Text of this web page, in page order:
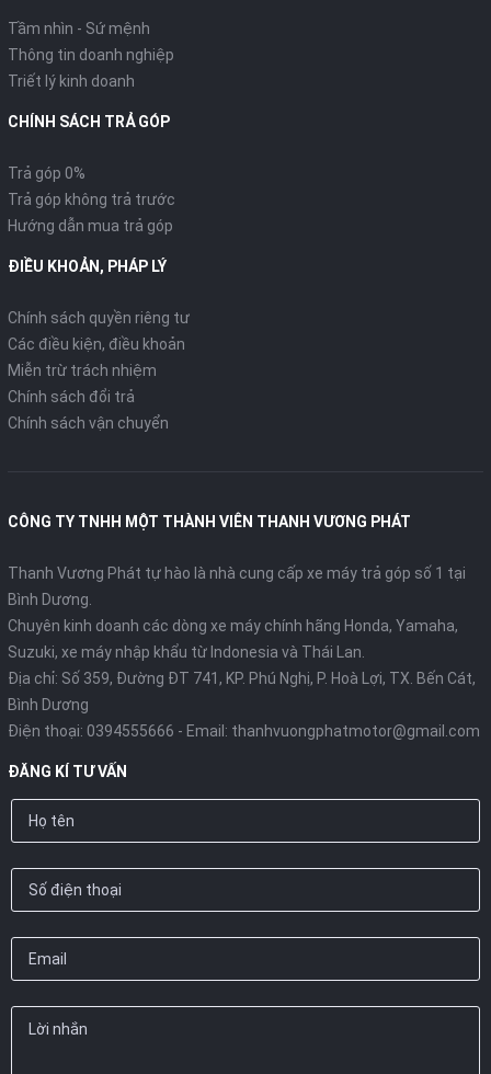
Tầm nhìn - Sứ mệnh
Thông tin doanh nghiệp
Triết lý kinh doanh
CHÍNH SÁCH TRẢ GÓP
Trả góp 0%
Trả góp không trả trước
Hướng dẫn mua trả góp
ĐIỀU KHOẢN, PHÁP LÝ
Chính sách quyền riêng tư
Các điều kiện, điều khoản
Miễn trừ trách nhiệm
Chính sách đổi trả
Chính sách vận chuyển
CÔNG TY TNHH MỘT THÀNH VIÊN THANH VƯƠNG PHÁT
Thanh Vương Phát tự hào là nhà cung cấp xe máy trả góp số 1 tại
Bình Dương.
Chuyên kinh doanh các dòng xe máy chính hãng Honda, Yamaha,
Suzuki, xe máy nhập khẩu từ Indonesia và Thái Lan.
Địa chỉ: Số 359, Đường ĐT 741, KP. Phú Nghị, P. Hoà Lợi, TX. Bến Cát,
Bình Dương
Điện thoại: 0394555666 - Email: thanhvuongphatmotor@gmail.com
ĐĂNG KÍ TƯ VẤN